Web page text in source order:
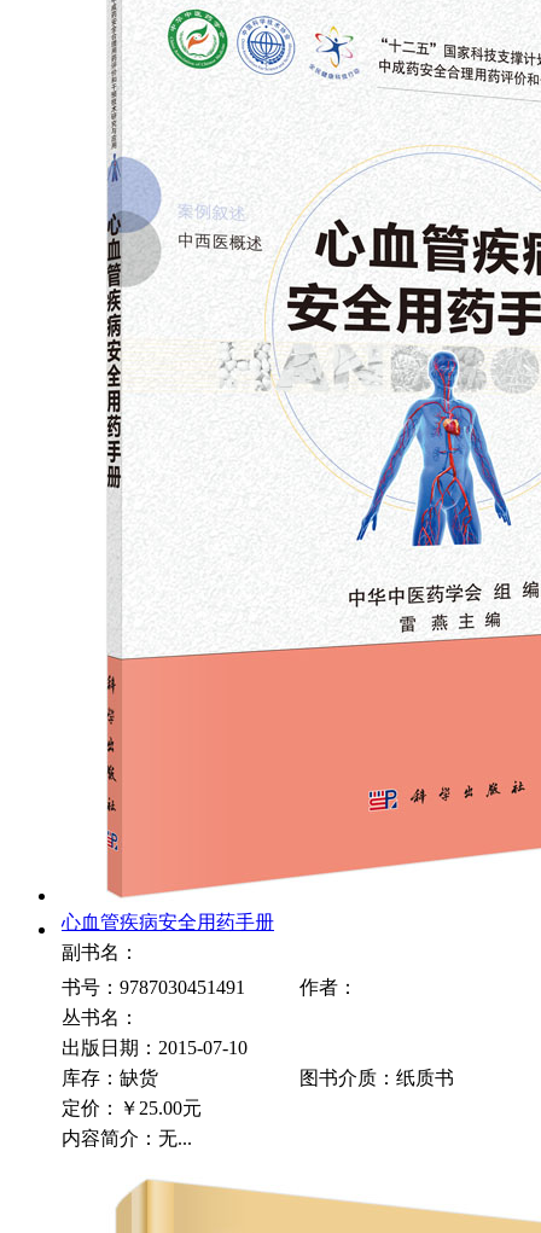
心血管疾病安全用药手册
副书名：
书号：9787030451491
作者：
丛书名：
出版日期：2015-07-10
库存：缺货
图书介质：纸质书
定价：
￥25.00元
内容简介：无...